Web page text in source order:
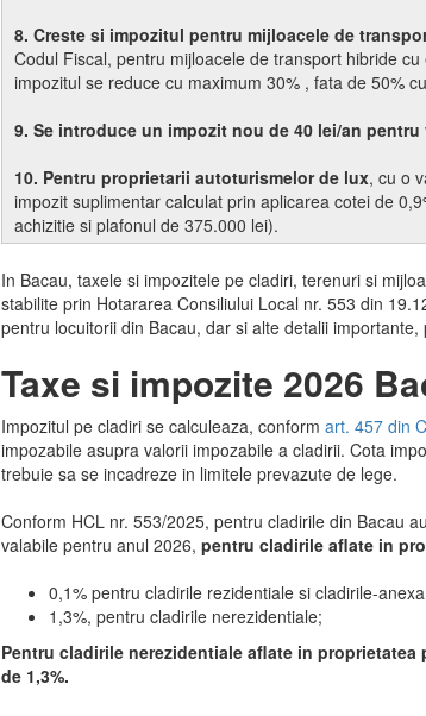
8. Creste si impozitul pentru mijloacele de
Codul Fiscal, pentru mijloacele de transport hibride
impozitul se reduce cu maximum 30% , fata de 50%
9. Se introduce un impozit nou de 40 lei/an
10. Pentru proprietarii autoturismelor de lux, cu o
impozit suplimentar calculat prin aplicarea cotei de
achizitie si plafonul de 375.000 lei).
In Bacau, taxele si impozitele pe cladiri, terenuri si
stabilite prin Hotararea Consiliului Local nr. 553 din
pentru locuitorii din Bacau, dar si alte detalii
Taxe si impozite 2026
Impozitul pe cladiri se calculeaza, conform art. 457 din
impozabile asupra valorii impozabile a cladirii. Cota
trebuie sa se incadreze in limitele prevazute de lege.
Conform HCL nr. 553/2025, pentru cladirile din Bacau
valabile pentru anul 2026, pentru cladirile aflate in
0,1% pentru cladirile rezidentiale si cladirile-
1,3%, pentru cladirile nerezidentiale;
Pentru cladirile nerezidentiale aflate in
de 1,3%.